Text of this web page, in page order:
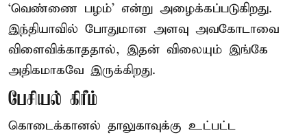
‘வெண்ணை பழம்’ என்று அழைக்கப்படுகிறது.
இந்தியாவில் போதுமான அளவு அவகோடாவை
விளைவிக்காததால், இதன் விலையும் இங்கே
அதிகமாகவே இருக்கிறது.
பேசியல் கிரீம்
கொடைக்கானல் தாலுகாவுக்கு உட்பட்ட